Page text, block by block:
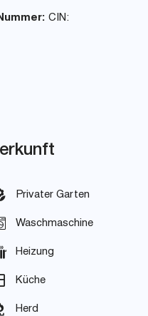
CIN:
Privater Garten
Waschmaschine
Heizung
Küche
Herd